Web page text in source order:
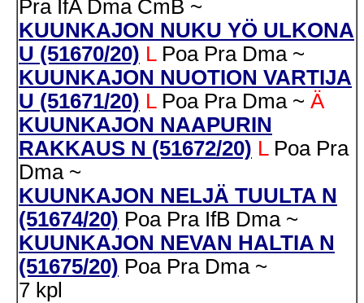
Pra IfA Dma CmB ~
KUUNKAJON NUKU YÖ ULKONA
U (51670/20) L Poa Pra Dma ~
KUUNKAJON NUOTION VARTIJA
U (51671/20) L Poa Pra Dma ~ Ä
KUUNKAJON NAAPURIN
RAKKAUS N (51672/20) L Poa Pra
Dma ~
KUUNKAJON NELJÄ TUULTA N
(51674/20) Poa Pra IfB Dma ~
KUUNKAJON NEVAN HALTIA N
(51675/20) Poa Pra Dma ~
7 kpl